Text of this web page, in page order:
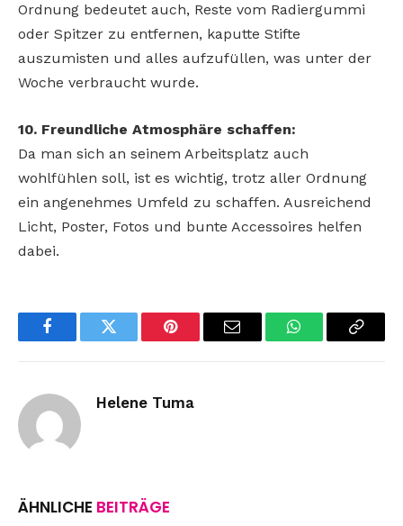
Ordnung bedeutet auch, Reste vom Radiergummi
oder Spitzer zu entfernen, kaputte Stifte
auszumisten und alles aufzufüllen, was unter der
Woche verbraucht wurde.
10. Freundliche Atmosphäre schaffen:
Da man sich an seinem Arbeitsplatz auch
wohlfühlen soll, ist es wichtig, trotz aller Ordnung
ein angenehmes Umfeld zu schaffen. Ausreichend
Licht, Poster, Fotos und bunte Accessoires helfen
dabei.
FacebookTwitter Pinterest Email WhatsAppCopy
Helene Tuma
ÄHNLICHE BEITRÄGE